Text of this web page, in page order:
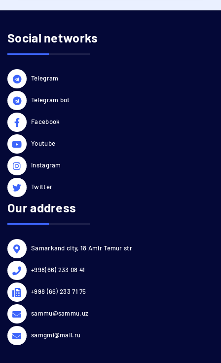
Social networks
Telegram
Telegram bot
Facebook
Youtube
Instagram
Twitter
Our address
Samarkand city, 18 Amir Temur str
+998(66) 233 08 41
+998 (66) 233 71 75
sammu@sammu.uz
samgmi@mail.ru